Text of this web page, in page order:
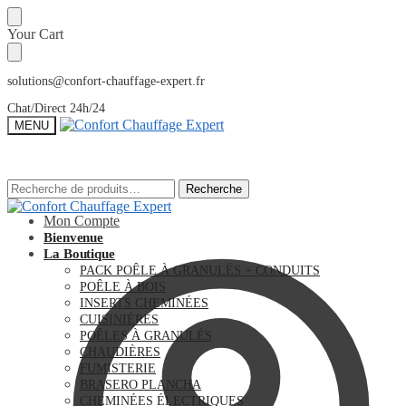
Sauter
à
la
navigation
Skip
to
content
Your Cart
solutions@confort-chauffage-expert.fr
Chat/Direct 24h/24
MENU
Recherche
pour :
Recherche
Mon Compte
Recherche
pour :
Recherche
Bienvenue
La Boutique
PACK POÊLE À GRANULÉS + CONDUITS
POÊLE À BOIS
INSERTS CHEMINÉES
CUISINIÈRES
POÊLES À GRANULÉS
CHAUDIÈRES
FUMISTERIE
BRASERO PLANCHA
CHEMINÉES ÉLECTRIQUES